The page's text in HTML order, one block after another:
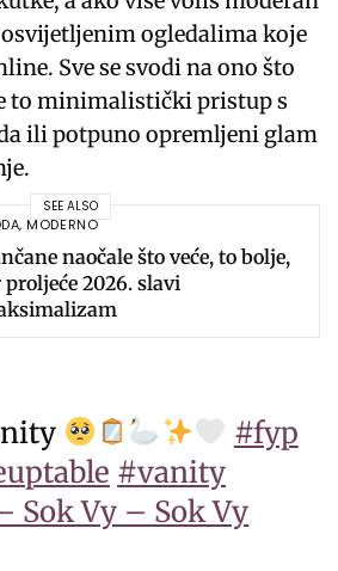
ogledalima koje
Sve se svodi na ono što
to minimalistički pristup s
ili potpuno opremljeni glam
SEE ALSO
,MODERNO
naočale što veće, to bolje,
proljeće 2026. slavi
#fyp
#vanity
Sok Vy – Sok Vy